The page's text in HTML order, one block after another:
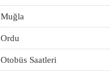
Muğla
Ordu
Otobüs Saatleri